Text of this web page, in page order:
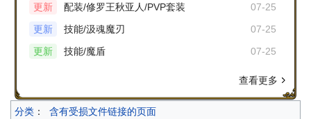
更新
配装/修罗王秋亚人/PVP套装
07-25
更新
技能/汲魂魔刃
07-25
更新
技能/魔盾 07-25
查看更多
分类 ： 含有受损文件链接的页面